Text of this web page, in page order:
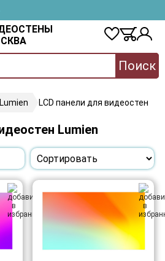
Поиск
Lumien LCD панели для видеостен
Lumien